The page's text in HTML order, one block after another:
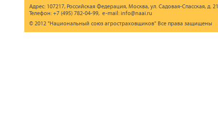
Адрес: 107217, Российская Федерация, Москва, ул. Садовая-Спасская, д.
Телефон: +7 (495) 782-04-99, e-mail: info@naai.ru
© 2012 "Национальный союз агростраховщиков" Все права защищены